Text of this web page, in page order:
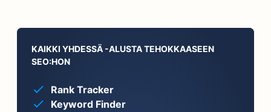
KAIKKI YHDESSÄ -ALUSTA TEHOKKAASEEN
SEO:HON
Rank Tracker
Keyword Finder